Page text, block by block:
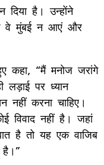
है। उन्होंने
वे मुंबई न आएं और
कहा, “मैं मनोज जरांगे
पर ध्यान
नहीं करना चाहिए।
विवाद नहीं है। जहां
है तो यह एक वाजिब